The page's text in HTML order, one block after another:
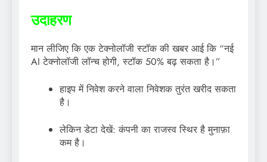
उदाहरण
मान लीजिए कि एक टेक्नोलॉजी स्टॉक की खबर आई कि “नई
AI टेक्नोलॉजी लॉन्च होगी, स्टॉक 50% बढ़ सकता है।”
हाइप में निवेश करने वाला निवेशक तुरंत खरीद सकता
है।
लेकिन डेटा देखें: कंपनी का राजस्व स्थिर है मुनाफ़ा
कम है।